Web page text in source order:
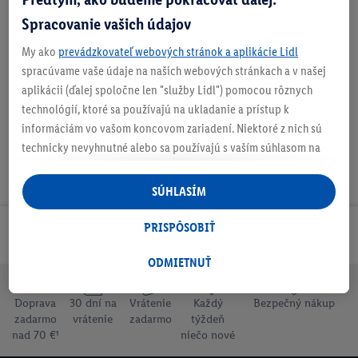
O produkte
Odoberaj Newsletter!
Doprava
zadarmo
nad 70 €¹
30 dní na
vrátenie
Vrátenie
zadarmo
Každý
týždeň
niečo nové
Bezpečný nákup
Spracovanie vašich údajov
My ako prevádzkovateľ webových stránok a aplikácie Lidl
spracúvame vaše údaje na našich webových stránkach a v našej
aplikácii (ďalej spoločne len "služby Lidl") pomocou rôznych
technológií, ktoré sa používajú na ukladanie a prístup k
informáciám vo vašom koncovom zariadení. Niektoré z nich sú
technicky nevyhnutné alebo sa používajú s vaším súhlasom na
personalizovanú reklamu v rámci služieb Lidl aj mimo nich. Ak
ste účastníkom programu Lidl Plus, na tieto účely sa spracúvajú
aj údaje z vášho nákupného správania v obchode.
následne si vytvoríte účet Lidl Plus alebo sa prihlásite do svojho
tiež vytvoriť špeciálny online identifikátor z e-mailovej adresy,
ktorú tam uvediete, aby sme vás mohli rozpoznať v službách
prevádzkovaných tretími stranami a zobrazovať vám
ODMIETNUŤ
PRISPÔSOBIŤ
SÚHLASÍM